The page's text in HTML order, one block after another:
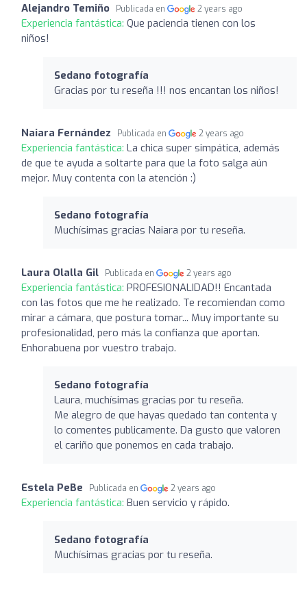
Alejandro Temiño Publicada en 2 years ago
Experiencia fantástica: Que paciencia tienen con los
niños!
Sedano fotografía
Gracias por tu reseña !!! nos encantan los niños!
Naiara Fernández Publicada en 2 years ago
Experiencia fantástica: La chica super simpática, además
de que te ayuda a soltarte para que la foto salga aún
mejor. Muy contenta con la atención :)
Sedano fotografía
Muchísimas gracias Naiara por tu reseña.
Laura Olalla Gil Publicada en 2 years ago
Experiencia fantástica: PROFESIONALIDAD!! Encantada
con las fotos que me he realizado. Te recomiendan como
mirar a cámara, que postura tomar... Muy importante su
profesionalidad, pero más la confianza que aportan.
Enhorabuena por vuestro trabajo.
Sedano fotografía
Laura, muchísimas gracias por tu reseña.
Me alegro de que hayas quedado tan contenta y
lo comentes publicamente. Da gusto que valoren
el cariño que ponemos en cada trabajo.
Estela PeBe Publicada en 2 years ago
Experiencia fantástica: Buen servicio y rápido.
Sedano fotografía
Muchísimas gracias por tu reseña.